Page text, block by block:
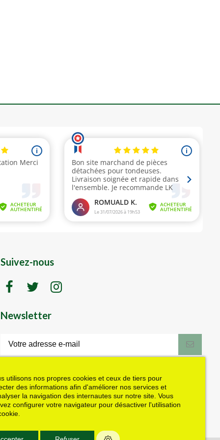
utilisons nos propres cookies et ceux de tiers pour
des informations afin d'améliorer nos services et
la navigation des internautes sur notre site. Vous
configurer votre navigateur pour désactiver l'utilisation
Suivez-nous
Newsletter
dans le mail de confirmation envoyé à
l'adresse email fournie). Vous pouvez
vous désinscrire à tout moment. Plus
d'informations dans nos mentions légales
J'accepte les conditions générales et la politique de confidentialité